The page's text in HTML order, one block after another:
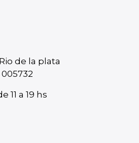
de la plata
005732
11 a 19 hs